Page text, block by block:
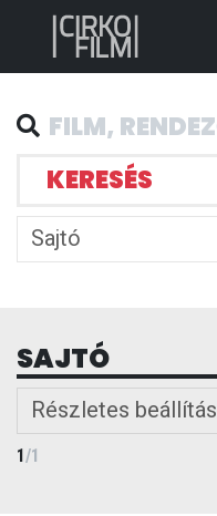
KERESÉS
Sajtó
SAJTÓ
Részletes beállítás
1/1